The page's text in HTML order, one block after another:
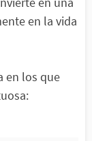
en la vida
en los que